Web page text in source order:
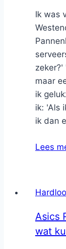
Ik was
zeker?'
maar
ik
ik: 'Als
ik dan
Lees
Asics
wat